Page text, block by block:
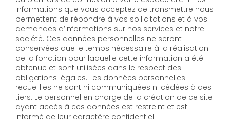
informations que vous acceptez de transmettre nous
permettent de répondre à vos sollicitations et à vos
demandes d’informations sur nos services et notre
société. Ces données personnelles ne seront
conservées que le temps nécessaire à la réalisation
de la fonction pour laquelle cette information a été
obtenue et sont utilisées dans le respect des
obligations légales. Les données personnelles
recueillies ne sont ni communiquées ni cédées à des
tiers. Le personnel en charge de la création de ce site
ayant accès à ces données est restreint et est
informé de leur caractère confidentiel.